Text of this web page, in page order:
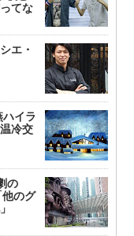
てな
エ・
ハイラ
冷交
の
のグ